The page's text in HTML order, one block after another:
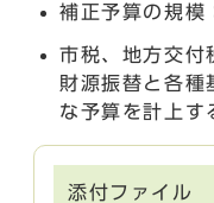
補正予算の規
市税、地方交付
財源振替と各種
な予算を計上す
添付ファイル